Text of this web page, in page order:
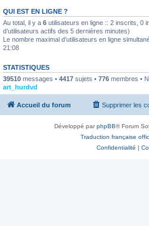
QUI EST EN LIGNE ?
Au total, il y a 6 utilisateurs en ligne :: 2 inscrits, 0
d’utilisateurs actifs des 5 dernières minutes)
Le nombre maximal d’utilisateurs en ligne
21:08
STATISTIQUES
39510 messages • 4417 sujets • 776 membres •
art_hurdvd
Accueil du forum Supprimer les
Développé parphpBB® Forum
Traduction française
Confidentialité |